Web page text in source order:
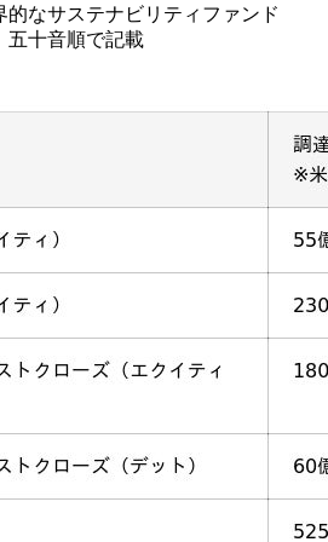
的なサステナビリティファンド
十音順で記載